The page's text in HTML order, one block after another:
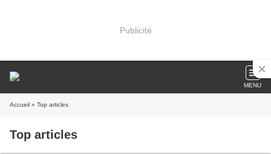
Publicité
MENU
Accueil » Top articles
Top articles